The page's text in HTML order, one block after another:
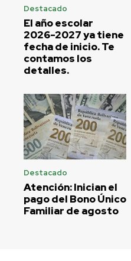
Destacado
El año escolar
2026-2027 ya tiene
fecha de inicio. Te
contamos los
detalles.
Destacado
Atención: Inician el
pago del Bono Único
Familiar de agosto